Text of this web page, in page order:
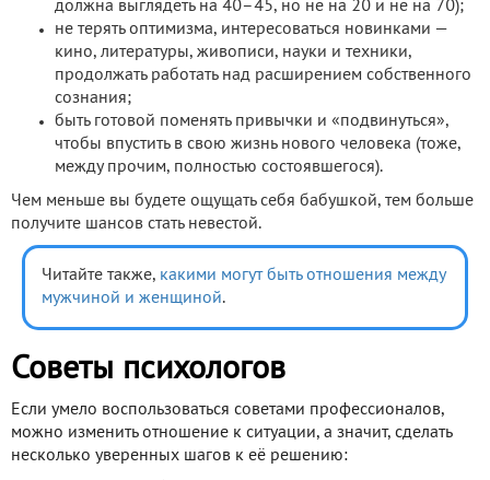
должна выглядеть на 40–45, но не на 20 и не на 70);
не терять оптимизма, интересоваться новинками —
кино, литературы, живописи, науки и техники,
продолжать работать над расширением собственного
сознания;
быть готовой поменять привычки и «подвинуться»,
чтобы впустить в свою жизнь нового человека (тоже,
между прочим, полностью состоявшегося).
Чем меньше вы будете ощущать себя бабушкой, тем больше
получите шансов стать невестой.
Читайте также, какими могут быть отношения между
мужчиной и женщиной.
Советы психологов
Если умело воспользоваться советами профессионалов,
можно изменить отношение к ситуации, а значит, сделать
несколько уверенных шагов к её решению: